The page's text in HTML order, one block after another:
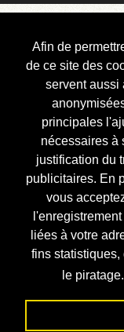
Afin de
de ce site des
servent aussi
principales
nécessaires à
justification du
publicitaires. En
vous
liées à votre
fins statistiques,
le piratage.
Courbis,
Blog
Bienvenue
Réalisations
Divers (et d’été)
Annonces
Liens externes
Téléchargement
Contact